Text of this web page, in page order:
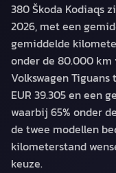
380 Škoda Kodiaqs
2026, met een
gemiddelde
onder de 80.000 km
Volkswagen
EUR 39.305 en een
waarbij 65% onder
de twee modellen
kilometerstand
keuze.